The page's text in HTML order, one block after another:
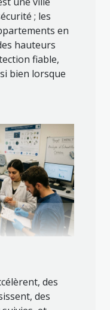
; les
en
hauteurs
fiable,
bien lorsque
des
des